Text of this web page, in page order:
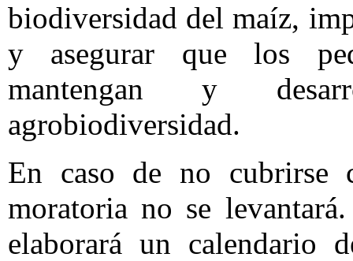
biodiversidad del maíz,
y asegurar que los
mantengan y
agrobiodiversidad.
En caso de no cubrirse
moratoria no se
elaborará un calendario